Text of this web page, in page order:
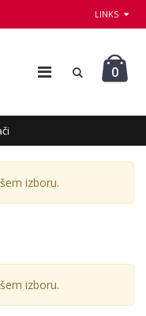
LINKS
0
izboru.
izboru.